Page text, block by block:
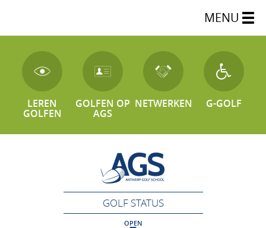
MENU
LEREN
GOLFEN
GOLFEN OP
AGS
NETWERKEN G-GOLF
GOLF STATUS
OPEN